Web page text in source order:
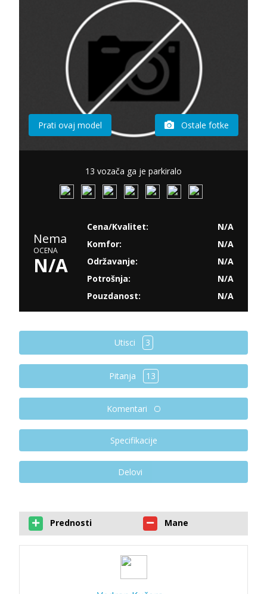
Prati ovaj model Ostale fotke
13 vozača ga je parkiralo
Nema
OCENA
N/A
Cena/Kvalitet:
N/A
Komfor:
N/A
Održavanje:
N/A
Potrošnja:
N/A
Pouzdanost:
N/A
Utisci 3
Pitanja 13
Komentari
Specifikacije
Delovi
Prednosti Mane